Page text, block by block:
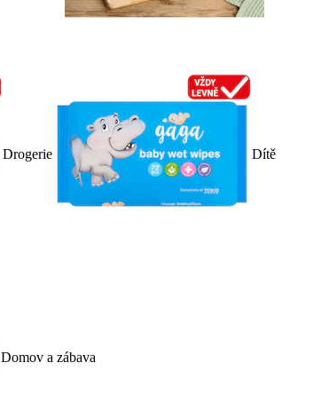
Drogerie Dítě
Domov a zábava